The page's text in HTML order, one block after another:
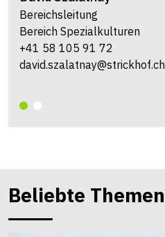
Bereichsleitung
Bereich Spezialkulturen
+41 58 105 91 72
david.szalatnay@strickhof.ch
Beliebte Themen